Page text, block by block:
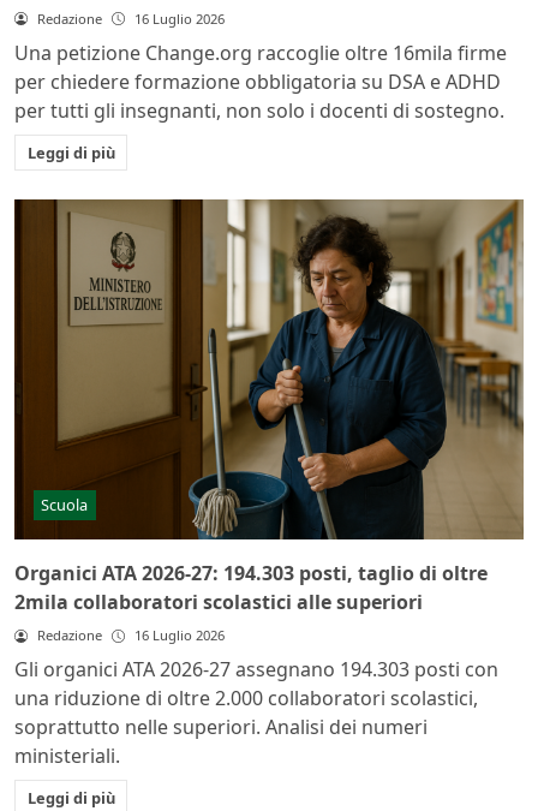
Redazione 16 Luglio 2026
Una petizione Change.org raccoglie oltre 16mila firme
per chiedere formazione obbligatoria su DSA e ADHD
per tutti gli insegnanti, non solo i docenti di sostegno.
Leggi di più
Scuola
Organici ATA 2026-27: 194.303 posti, taglio di oltre
2mila collaboratori scolastici alle superiori
Redazione 16 Luglio 2026
Gli organici ATA 2026-27 assegnano 194.303 posti con
una riduzione di oltre 2.000 collaboratori scolastici,
soprattutto nelle superiori. Analisi dei numeri
ministeriali.
Leggi di più